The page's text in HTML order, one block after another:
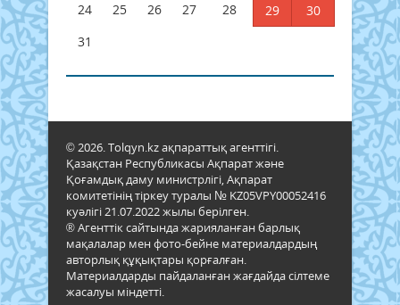
24
25 26 27 28 29
30
31
© 2026. Tolqyn.kz ақпараттық агенттігі.
Қазақстан Республикасы Ақпарат және
Қоғамдық даму министрлігі, Ақпарат
комитетінің тіркеу туралы № KZ05VPY00052416
куәлігі 21.07.2022 жылы берілген.
® Агенттік сайтында жарияланған барлық
мақалалар мен фото-бейне материалдардың
авторлық құқықтары қорғалған.
Материалдарды пайдаланған жағдайда сілтеме
жасалуы міндетті.